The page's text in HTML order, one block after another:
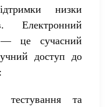
низки
Електронний
— це сучасний
доступ до
тестування та